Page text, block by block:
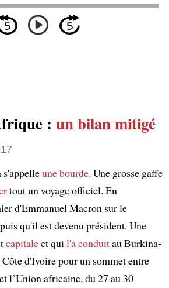
: un bilan mitigé
s'appelleune bourde. Une grosse gaffe
tout un voyage officiel. En
d'Emmanuel Macron sur le
qu'il est devenu président. Une
capitaleet quil'a conduitau Burkina-
Côte d'Ivoire pour un sommet entre
l’Union africaine, du 27 au 30